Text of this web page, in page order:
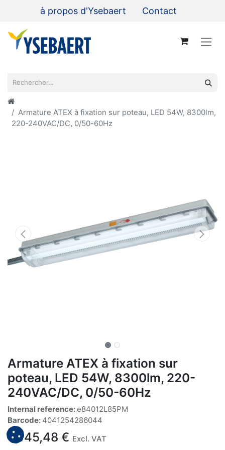
à propos d'Ysebaert Contact
Armature ATEX à fixation sur poteau, LED 54W, 8300lm,
220-240VAC/DC, 0/50-60Hz
Armature ATEX à fixation sur
poteau, LED 54W, 8300lm, 220-
240VAC/DC, 0/50-60Hz
Internal reference:e84012L85PM
Barcode: 4041254286044
1.045,48 € Excl. VAT